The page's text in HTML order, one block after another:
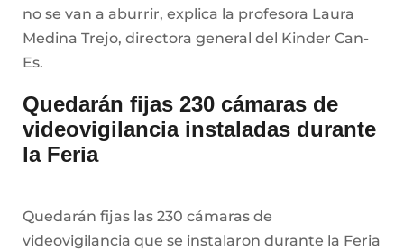
no se van a aburrir, explica la profesora Laura
Medina Trejo, directora general del Kinder Can-
Es.
Quedarán fijas 230 cámaras de
videovigilancia instaladas durante
la Feria
Quedarán fijas las 230 cámaras de
videovigilancia que se instalaron durante la Feria